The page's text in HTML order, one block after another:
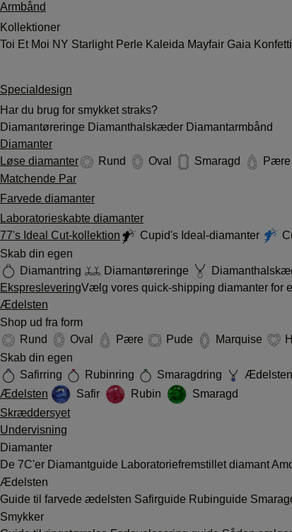
Armbånd
Kollektioner
Toi Et Moi NY Starlight Perle Kaleida Mayfair Gaia Konfetti
Specialdesign
Har du brug for smykket straks?
Diamantøreringe Diamanthalskæder Diamantarmbånd
Diamanter
Løse diamanter
Rund Oval Smaragd Pære
Matchende Par
Farvede diamanter
Laboratorieskabte diamanter
77's Ideal Cut-kollektion
Cupid's Ideal-diamanter
Skab din egen
Diamantring
Diamantøreringe
EkspresleveringVælg vores quick-shipping diamanter for
Ædelsten
Shop ud fra form
Rund
Oval Pære Pude Marquise
Skab din egen
Safirring
Rubinring Smaragdring
Ædelsten
Safir Rubin
Smaragd
Skræddersyet
Undervisning
Diamanter
De 7C'er Diamantguide Laboratoriefremstillet diamant
Ædelsten
Guide til farvede ædelsten Safirguide Rubinguide
Smykker